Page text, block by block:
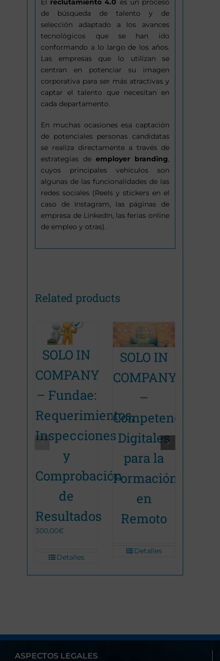
El reclutamiento 4.0 es un proceso
de búsqueda de talento y de
selección adaptado a los avances
tecnológicos que se han ido
conformando a lo largo de los años.
Las empresas que lo utilizan se
centran en potenciar su imagen
corporativa para ser más atractivas y
captar el talento que necesitan en
cada departamento.
En muchas ocasiones esa captación
de potenciales personas candidatas
se realiza directamente a través de
estrategias de employer branding,
cuyos principales vehículos son
algunas de las funcionalidades de las
redes sociales (Reels y stickers en el
caso de Instagram, las páginas de
empresa de LinkedIn, las ferias online
de empleo y otras).
Related products
Promoción Terminada
SOLO IN
COMPANY
– Fundae:
Requerimientos,
Inspecciones
y
Comprobación
de
Resultados
300,00€
Detalles
Promoción Terminada
SOLO IN
COMPANY
–
Competencias
Digitales
para la
Formación
en
Remoto
Detalles
ASPECTOS LEGALES